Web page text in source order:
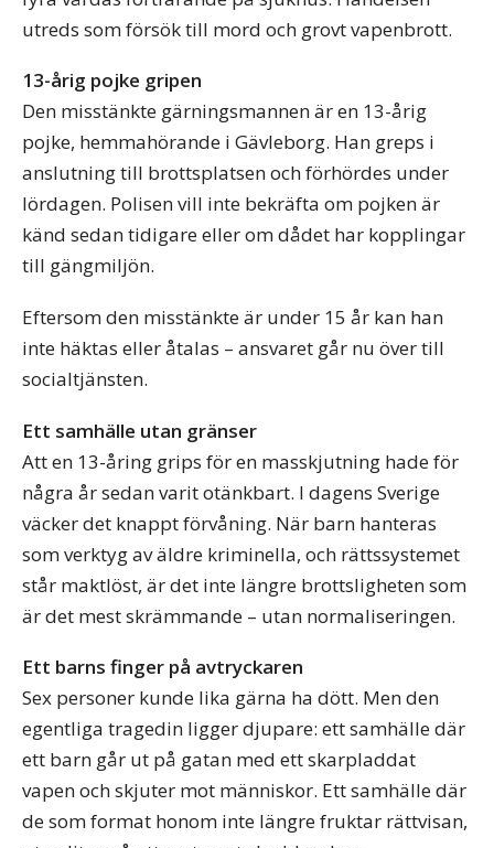
utreds som försök till mord och grovt vapenbrott.
13-årig pojke gripen
Den misstänkte gärningsmannen är en 13-årig
pojke, hemmahörande i Gävleborg. Han greps i
anslutning till brottsplatsen och förhördes under
lördagen. Polisen vill inte bekräfta om pojken är
känd sedan tidigare eller om dådet har kopplingar
till gängmiljön.
Eftersom den misstänkte är under 15 år kan han
inte häktas eller åtalas – ansvaret går nu över till
socialtjänsten.
Ett samhälle utan gränser
Att en 13-åring grips för en masskjutning hade för
några år sedan varit otänkbart. I dagens Sverige
väcker det knappt förvåning. När barn hanteras
som verktyg av äldre kriminella, och rättssystemet
står maktlöst, är det inte längre brottsligheten som
är det mest skrämmande – utan normaliseringen.
Ett barns finger på avtryckaren
Sex personer kunde lika gärna ha dött. Men den
egentliga tragedin ligger djupare: ett samhälle där
ett barn går ut på gatan med ett skarpladdat
vapen och skjuter mot människor. Ett samhälle där
de som format honom inte längre fruktar rättvisan,